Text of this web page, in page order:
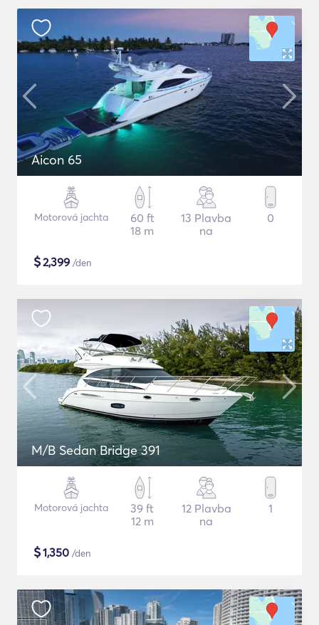
Aicon 65
Motorová jachta
60 ft
18 m
13 Plavba
na
0
$2,399 /den
M/B Sedan Bridge 391
Motorová jachta
39 ft
12 m
12 Plavba
na
1
$1,350 /den